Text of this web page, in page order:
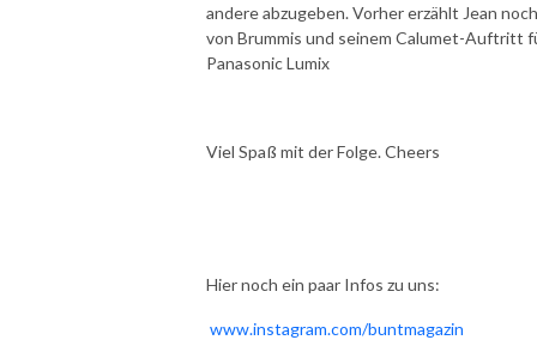
andere abzugeben. Vorher erzählt Jean noch
von Brummis und seinem Calumet-Auftritt
Panasonic Lumix
Viel Spaß mit der Folge. Cheers
Hier noch ein paar Infos zu uns:
www.instagram.com/buntmagazin